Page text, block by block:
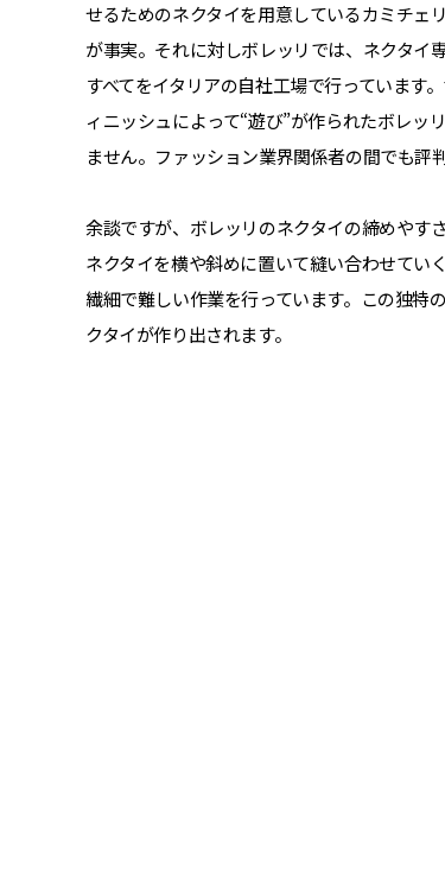
せるためのネクタイを用意しているカミチェ
が事実。それに対しボレッリでは、ネクタイ
すべてをイタリアの自社工場で行っています
ィニッシュによって“遊び”が作られたボレッ
ません。ファッション業界関係者の間でも評
余談ですが、ボレッリのネクタイの締めやす
ネクタイを横や斜めに置いて縫い合わせてい
繊細で難しい作業を行っています。この独特
クタイが作り出されます。